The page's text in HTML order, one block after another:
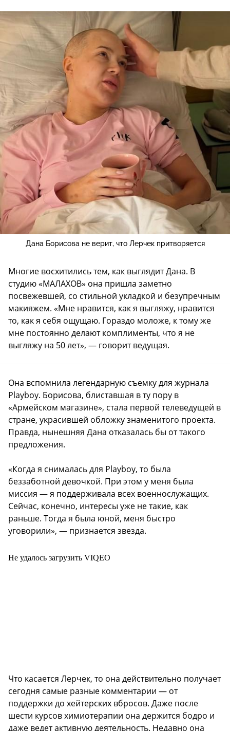
Дана Борисова не верит, что Лерчек притворяется
Многие восхитились тем, как выглядит Дана. В
студию «МАЛАХОВ» она пришла заметно
посвежевшей, со стильной укладкой и безупречным
макияжем. «Мне нравится, как я выгляжу, нравится
то, как я себя ощущаю. Гораздо моложе, к тому же
мне постоянно делают комплименты, что я не
выгляжу на 50 лет», — говорит ведущая.
Она вспомнила легендарную съемку для журнала
Playboy. Борисова, блиставшая в ту пору в
«Армейском магазине», стала первой телеведущей в
стране, украсившей обложку знаменитого проекта.
Правда, нынешняя Дана отказалась бы от такого
предложения.
«Когда я снималась для Playboy, то была
беззаботной девочкой. При этом у меня была
миссия — я поддерживала всех военнослужащих.
Сейчас, конечно, интересы уже не такие, как
раньше. Тогда я была юной, меня быстро
уговорили», — признается звезда.
Не удалось загрузить VIQEO
Что касается Лерчек, то она действительно получает
сегодня самые разные комментарии — от
поддержки до хейтерских вбросов. Даже после
шести курсов химиотерапии она держится бодро и
даже ведет активную деятельность. Недавно она